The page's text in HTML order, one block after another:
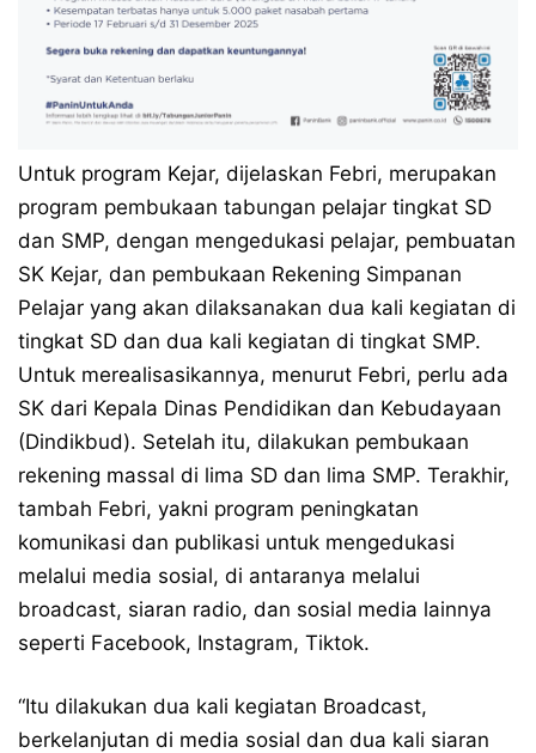
Untuk program Kejar, dijelaskan Febri, merupakan
program pembukaan tabungan pelajar tingkat SD
dan SMP, dengan mengedukasi pelajar, pembuatan
SK Kejar, dan pembukaan Rekening Simpanan
Pelajar yang akan dilaksanakan dua kali kegiatan di
tingkat SD dan dua kali kegiatan di tingkat SMP.
Untuk merealisasikannya, menurut Febri, perlu ada
SK dari Kepala Dinas Pendidikan dan Kebudayaan
(Dindikbud). Setelah itu, dilakukan pembukaan
rekening massal di lima SD dan lima SMP. Terakhir,
tambah Febri, yakni program peningkatan
komunikasi dan publikasi untuk mengedukasi
melalui media sosial, di antaranya melalui
broadcast, siaran radio, dan sosial media lainnya
seperti Facebook, Instagram, Tiktok.
“Itu dilakukan dua kali kegiatan Broadcast,
berkelanjutan di media sosial dan dua kali siaran